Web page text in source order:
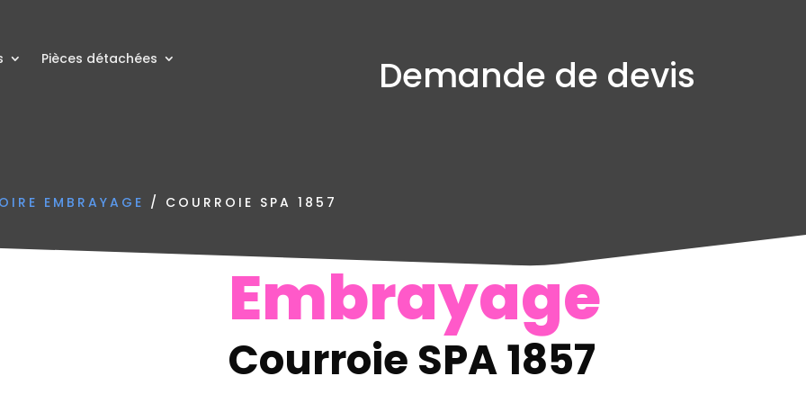
Pièces détachées Demande de devis
EMBRAYAGE / COURROIE SPA 1857
Embrayage
Courroie SPA 1857